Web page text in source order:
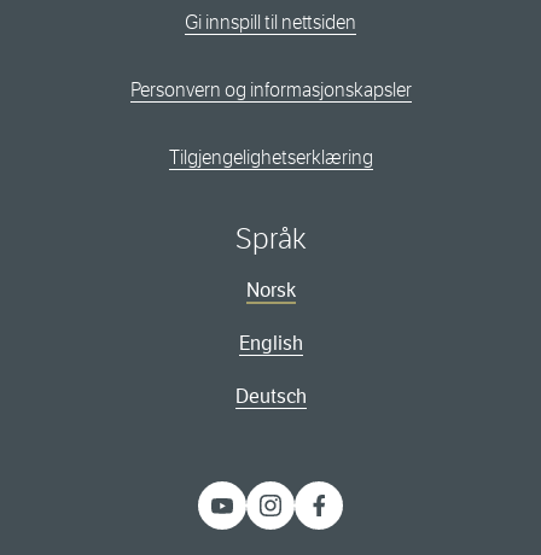
Gi innspill til nettsiden
Personvern og informasjonskapsler
Tilgjengelighetserklæring
Språk
Norsk
English
Deutsch